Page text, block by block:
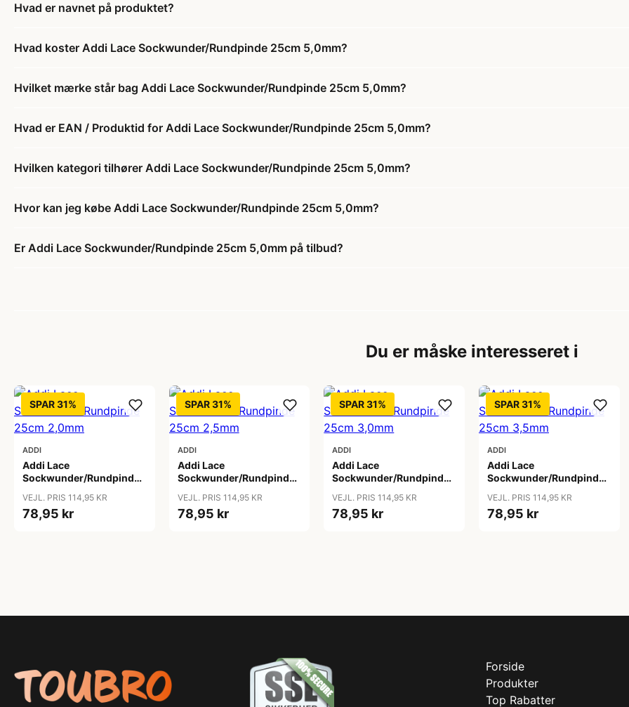
Hvad er navnet på produktet?
Hvad koster Addi Lace Sockwunder/Rundpinde 25cm 5,0mm?
Hvilket mærke står bag Addi Lace Sockwunder/Rundpinde 25cm 5,0mm?
Hvad er EAN / Produktid for Addi Lace Sockwunder/Rundpinde 25cm 5,0mm?
Hvilken kategori tilhører Addi Lace Sockwunder/Rundpinde 25cm 5,0mm?
Hvor kan jeg købe Addi Lace Sockwunder/Rundpinde 25cm 5,0mm?
Er Addi Lace Sockwunder/Rundpinde 25cm 5,0mm på tilbud?
Du er måske interesseret i
SPAR 31%
ADDI
Addi Lace
Sockwunder/Rundpinde
VEJL. PRIS 114,95 KR
78,95 kr
SPAR 31%
ADDI
Addi Lace
Sockwunder/Rundpinde
VEJL. PRIS 114,95 KR
78,95 kr
SPAR 31%
ADDI
Addi Lace
Sockwunder/Rundpinde
VEJL. PRIS 114,95 KR
78,95 kr
SPAR 31%
ADDI
Addi Lace
Sockwunder/Rundpinde
VEJL. PRIS 114,95 KR
78,95 kr
Forside
Produkter
Top Rabatter